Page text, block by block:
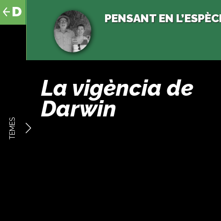
contingut
TEMES
PENSANT EN
La vigència de
Darwin